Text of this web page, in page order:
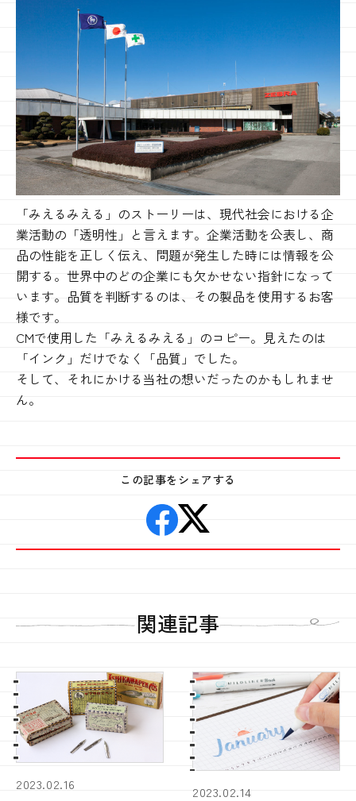
「みえるみえる」のストーリーは、現代社会における企
業活動の「透明性」と言えます。企業活動を公表し、商
品の性能を正しく伝え、問題が発生した時には情報を公
開する。世界中のどの企業にも欠かせない指針になって
います。品質を判断するのは、その製品を使用するお客
様です。
CMで使用した「みえるみえる」のコピー。見えたのは
「インク」だけでなく「品質」でした。
そして、それにかける当社の想いだったのかもしれませ
ん。
この記事をシェアする
関連記事
2023.02.16 2023.02.14